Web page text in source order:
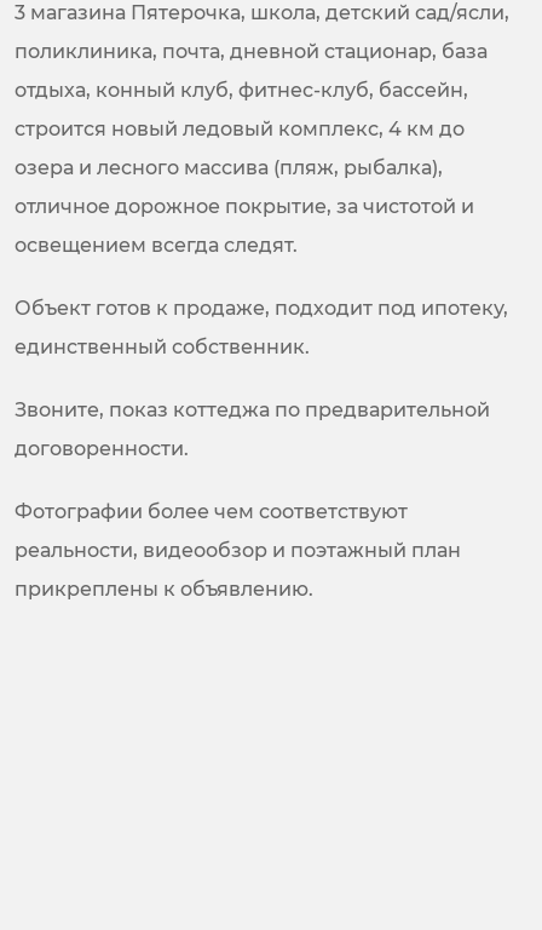
3 магазина Пятерочка, школа, детский сад/ясли,
поликлиника, почта, дневной стационар, база
отдыха, конный клуб, фитнес-клуб, бассейн,
строится новый ледовый комплекс, 4 км до
озера и лесного массива (пляж, рыбалка),
отличное дорожное покрытие, за чистотой и
освещением всегда следят.
Объект готов к продаже, подходит под ипотеку,
единственный собственник.
Звоните, показ коттеджа по предварительной
договоренности.
Фотографии более чем соответствуют
реальности, видеообзор и поэтажный план
прикреплены к объявлению.